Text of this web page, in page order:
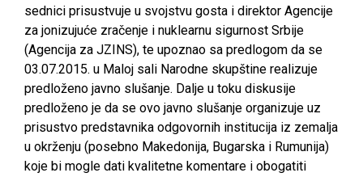
sednici prisustvuje u svojstvu gosta i direktor Agencije
za jonizujuće zračenje i nuklearnu sigurnost Srbije
(Agencija za JZINS), te upoznao sa predlogom da se
03.07.2015. u Maloj sali Narodne skupštine realizuje
predloženo javno slušanje. Dalje u toku diskusije
predloženo je da se ovo javno slušanje organizuje uz
prisustvo predstavnika odgovornih institucija iz zemalja
u okrženju (posebno Makedonija, Bugarska i Rumunija)
koje bi mogle dati kvalitetne komentare i obogatiti